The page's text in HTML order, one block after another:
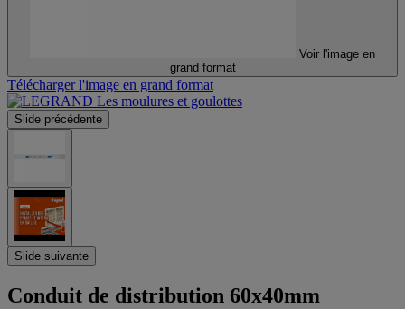
Voir l'image en
grand format
Télécharger l'image en grand format
Slide précédente
Slide suivante
Conduit de distribution 60x40mm